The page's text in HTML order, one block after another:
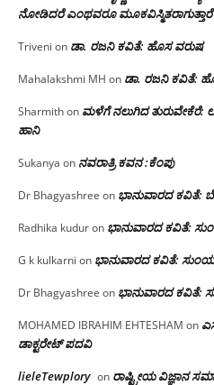
ನೋಡಿದರೆ ಎಂಥವರೂ
Triveni on ಡಾ. ರಜನಿ ಕವಿತೆ: ಹೊಸ ವರುಷ
Mahalakshmi MH on ಡಾ. ರಜನಿ ಕವಿತೆ:
Sharmithon ಮಳೆಗೆ ನಲುಗಿದ ತುರುವೇಕೆರೆ:
ಹಾನಿ
Sukanya on ನವರಾತ್ರಿ ಕವನ :ಕೆಂಪು
Dr Bhagyashree on ಭಾನುವಾರದ ಕವಿತೆ:
Radhika kuduron ಭಾನುವಾರದ ಕವಿತೆ:
G k kulkarni on ಭಾನುವಾರದ ಕವಿತೆ:
Dr Bhagyashree on ಭಾನುವಾರದ ಕವಿತೆ:
MOHAMED IBRAHIM EHTESHAM on
ಡಾಕ್ಟರೇಟ್ ಪದವಿ
lieleTewplory on ರಾಷ್ಟ್ರೀಯ ವಿಜ್ಞಾನ